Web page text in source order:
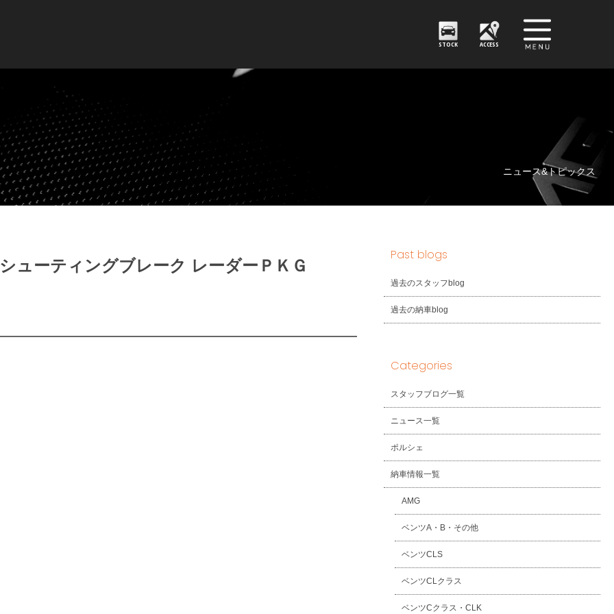
STOCK ACCESS
ニュース&トピックス
ューティングブレーク レーダーＰＫＧ
Past blogs
過去のスタッフblog
過去の納車blog
Categories
スタッフブログ一覧
ニュース一覧
ポルシェ
納車情報一覧
AMG
ベンツA・B・その他
ベンツCLS
ベンツCLクラス
ベンツCクラス・CLK